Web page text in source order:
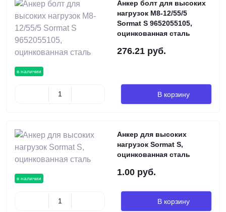
в наличии
Анкер болт для высоких
нагрузок М8-12/55/5
Sormat S 9652055105,
оцинкованная сталь
276.21 руб.
В корзину
в наличии
Анкер для высоких
нагрузок Sormat S,
оцинкованная сталь
1.00 руб.
В корзину